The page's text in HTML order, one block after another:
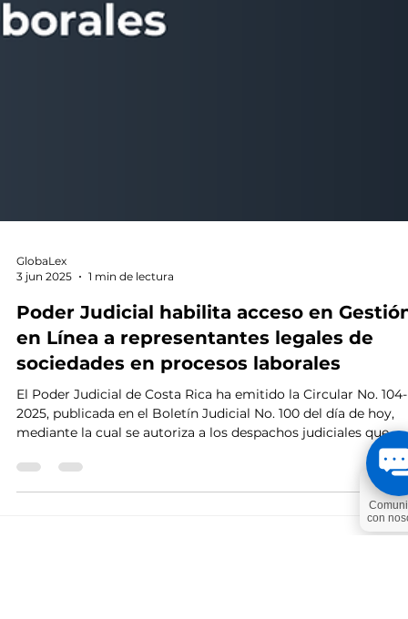
3 jun 2025
1 min de lectura
Poder Judicial habilita acceso en
en Línea a representantes legales de
sociedades en procesos laborales
El Poder Judicial de Costa Rica ha emitido la Circular No. 104-
2025, publicada en el Boletín Judicial No. 100 del día de hoy,
mediante la cual se autoriza a los despachos judiciales que
conocen materia laboral a incluir como intervinientes en el
Escritorio Virtual a los representantes legales de las